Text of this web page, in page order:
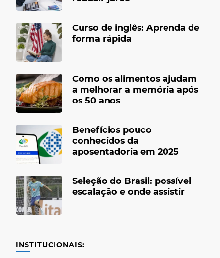
Curso de inglês: Aprenda de
forma rápida
Como os alimentos ajudam
a melhorar a memória após
os 50 anos
Benefícios pouco
conhecidos da
aposentadoria em 2025
Seleção do Brasil: possível
escalação e onde assistir
INSTITUCIONAIS: